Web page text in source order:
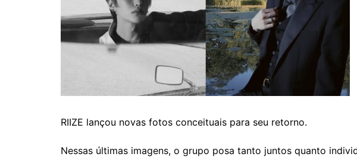
RIIZE lançou novas fotos conceituais para seu retorno.
Nessas últimas imagens, o grupo posa tanto juntos quanto